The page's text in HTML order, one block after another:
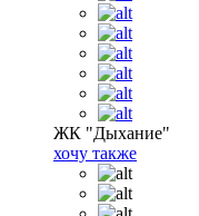
ЖК "Дыхание"
хочу также